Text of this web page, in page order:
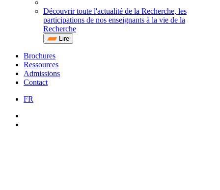
Découvrir toute l'actualité de la Recherche, les
participations de nos enseignants à la vie de la
Recherche
Lire
Brochures
Ressources
Admissions
Contact
FR